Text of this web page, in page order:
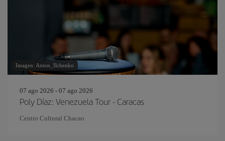
Imagen: Anton_Ilchenko
07 ago 2026 - 07 ago 2026
Poly Díaz: Venezuela Tour - Caracas
Centro Cultural Chacao